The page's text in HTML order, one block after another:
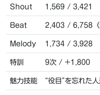
Shout 1,569 / 3,421
Beat 2,403 / 6,758（
Melody 1,734 / 3,928
特訓 9次 / +1,800
魅力技能 “役目”を忘れた